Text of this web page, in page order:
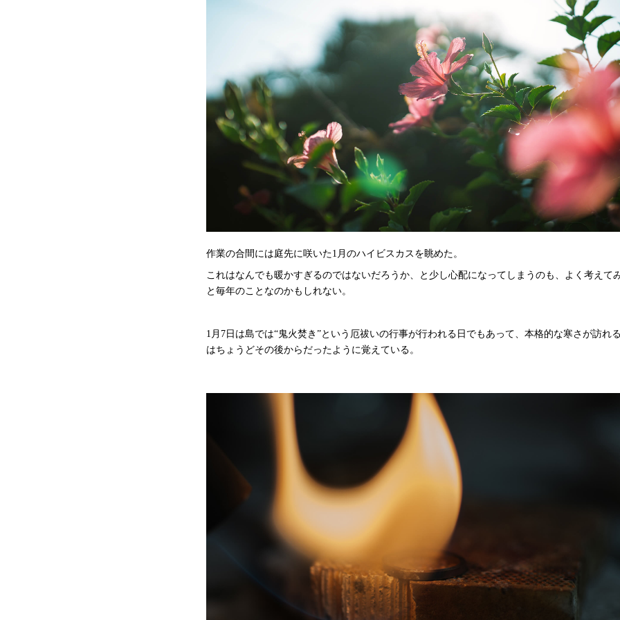
作業の合間には庭先に咲いた1月のハイビスカスを眺めた。
これはなんでも暖かすぎるのではないだろうか、と少し心配になってしまうのも、よく考えて
と毎年のことなのかもしれない。
1月7日は島では“鬼火焚き”という厄祓いの行事が行われる日でもあって、本格的な寒さが訪れ
はちょうどその後からだったように覚えている。